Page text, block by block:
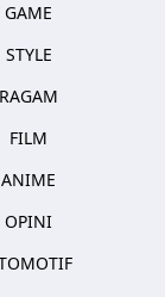
GAME
STYLE
RAGAM
FILM
ANIME
OPINI